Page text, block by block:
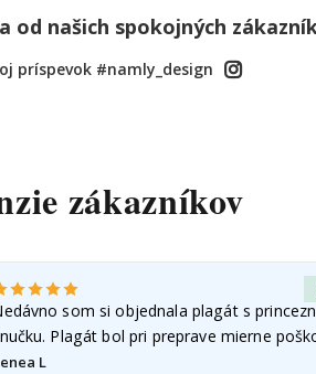
od našich spokojných
príspevok #namly_design
zákazníkov
som si objednala plagát s
Plagát bol pri preprave mierne
som…
L